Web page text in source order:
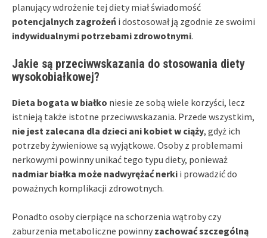
planujący wdrożenie tej diety miał świadomość
potencjalnych zagrożeń i dostosował ją zgodnie ze swoimi
indywidualnymi potrzebami zdrowotnymi.
Jakie są przeciwwskazania do stosowania diety
wysokobiałkowej?
Dieta bogata w białko niesie ze sobą wiele korzyści, lecz
istnieją także istotne przeciwwskazania. Przede wszystkim,
nie jest zalecana dla dzieci ani kobiet w ciąży, gdyż ich
potrzeby żywieniowe są wyjątkowe. Osoby z problemami
nerkowymi powinny unikać tego typu diety, ponieważ
nadmiar białka może nadwyrężać nerki i prowadzić do
poważnych komplikacji zdrowotnych.
Ponadto osoby cierpiące na schorzenia wątroby czy
zaburzenia metaboliczne powinny zachować szczególną